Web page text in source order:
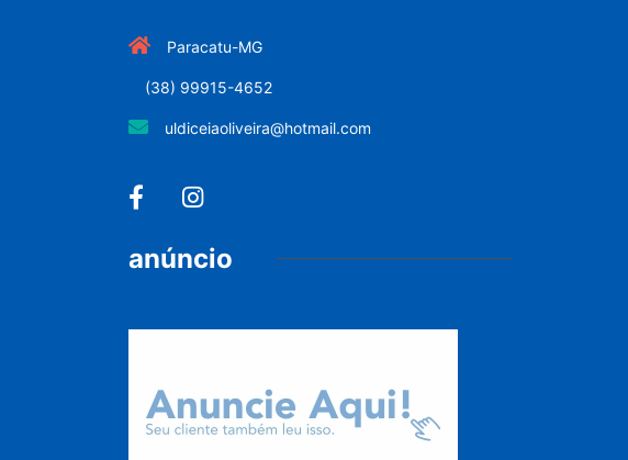
Paracatu-MG
(38) 99915-4652
uldiceiaoliveira@hotmail.com
anúncio